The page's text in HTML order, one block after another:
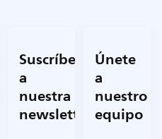
Suscríbete
a
nuestra
newsletter
Únete
a
nuestro
equipo